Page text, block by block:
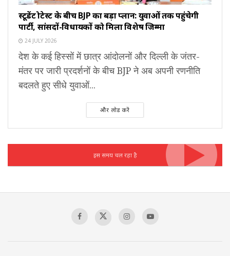
स्टूडेंट प्रोटेस्ट के बीच BJP का बड़ा प्लान: युवाओं तक पहुंचेगी
पार्टी, सांसदों-विधायकों को मिला विशेष जिम्मा
24 JULY 2026
देश के कई हिस्सों में छात्र आंदोलनों और दिल्ली के जंतर-
मंतर पर जारी प्रदर्शनों के बीच BJP ने अब अपनी रणनीति
बदलते हुए सीधे युवाओं...
और लोड करें
इस समय चल रहा है